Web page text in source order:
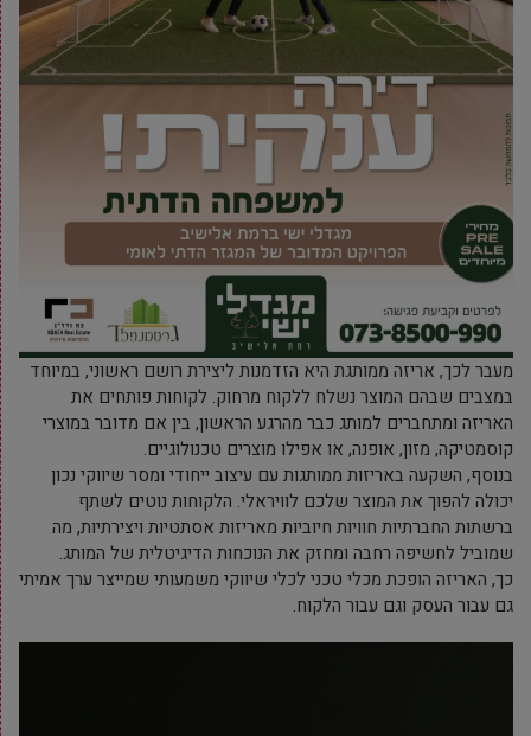
מעבר לכך, אריזה ממותגת היא הזדמנות ליצירת רושם ראשוני, במיוחד
במצבים שבהם המוצר נשלח ללקוח מרחוק. לקוחות פותחים את
האריזה ומתחברים למותג כבר מהרגע הראשון, בין אם מדובר במוצרי
קוסמטיקה, מזון, אופנה, או אפילו מוצרים טכנולוגיים.
בנוסף, השקעה באריזות ממותגות עם עיצוב ייחודי ומסר שיווקי נכון
יכולה להפוך את המוצר שלכם לוויראלי. הלקוחות נוטים לשתף
ברשתות החברתיות חוויות חיוביות מאריזות אסתטיות ויצירתיות, מה
שמוביל לחשיפה רחבה ומחזק את הנוכחות הדיגיטלית של המותג.
כך, האריזה הופכת מכלי טכני לכלי שיווקי משמעותי שמייצר ערך אמיתי
גם עבור העסק וגם עבור הלקוח.